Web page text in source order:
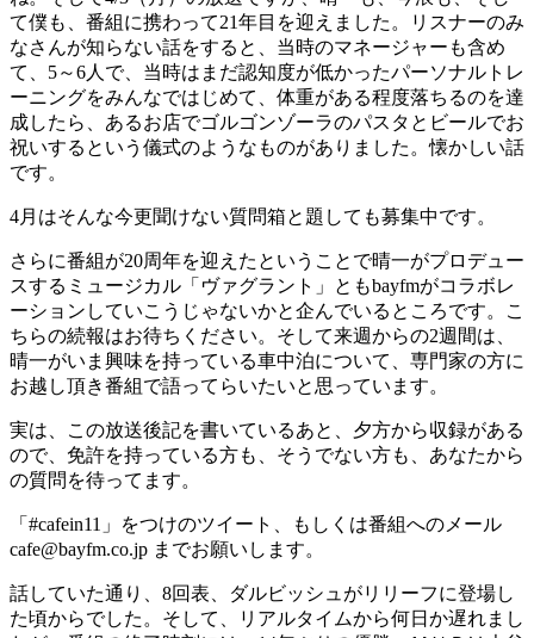
て僕も、番組に携わって21年目を迎えました。リスナーのみ
なさんが知らない話をすると、当時のマネージャーも含め
て、5～6人で、当時はまだ認知度が低かったパーソナルトレ
ーニングをみんなではじめて、体重がある程度落ちるのを達
成したら、あるお店でゴルゴンゾーラのパスタとビールでお
祝いするという儀式のようなものがありました。懐かしい話
です。
4月はそんな今更聞けない質問箱と題しても募集中です。
さらに番組が20周年を迎えたということで晴一がプロデュー
スするミュージカル「ヴァグラント」ともbayfmがコラボレ
ーションしていこうじゃないかと企んでいるところです。こ
ちらの続報はお待ちください。そして来週からの2週間は、
晴一がいま興味を持っている車中泊について、専門家の方に
お越し頂き番組で語ってらいたいと思っています。
実は、この放送後記を書いているあと、夕方から収録がある
ので、免許を持っている方も、そうでない方も、あなたから
の質問を待ってます。
「#cafein11」をつけのツイート、もしくは番組へのメール
cafe@bayfm.co.jp までお願いします。
話していた通り、8回表、ダルビッシュがリリーフに登場し
た頃からでした。そして、リアルタイムから何日か遅れまし